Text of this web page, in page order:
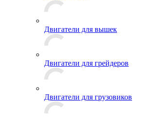
Двигатели для вышек
Двигатели для грейдеров
Двигатели для грузовиков